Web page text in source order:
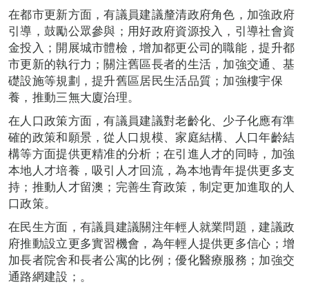
在都市更新方面，有議員建議釐清政府角色，加強政府
引導，鼓勵公眾參與；用好政府資源投入，引導社會資
金投入；開展城市體檢，增加都更公司的職能，提升都
市更新的執行力；關注舊區長者的生活，加強交通、基
礎設施等規劃，提升舊區居民生活品質；加強樓宇保
養，推動三無大廈治理。
在人口政策方面，有議員建議對老齡化、少子化應有準
確的政策和願景，從人口規模、家庭結構、人口年齡結
構等方面提供更精准的分析；在引進人才的同時，加強
本地人才培養，吸引人才回流，為本地青年提供更多支
持；推動人才留澳；完善生育政策，制定更加進取的人
口政策。
在民生方面，有議員建議關注年輕人就業問題，建議政
府推動設立更多實習機會，為年輕人提供更多信心；增
加長者院舍和長者公寓的比例；優化醫療服務；加強交
通路網建設；。